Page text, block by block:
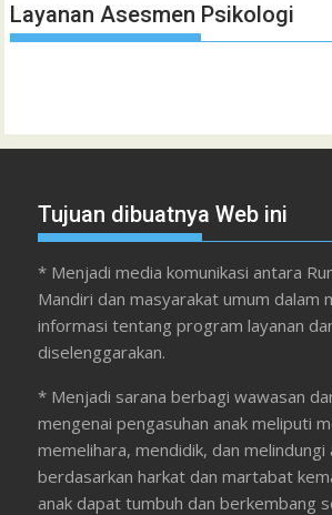
Layanan Asesmen Psikologi
Tujuan dibuatnya Web ini
* Menjadi media komunikasi antara
Mandiri dan masyarakat umum dalam
informasi tentang program layanan
diselenggarakan.
* Menjadi sarana berbagi wawasan
mengenai pengasuhan anak meliputi
memelihara, mendidik, dan melindungi
berdasarkan harkat dan martabat
anak dapat tumbuh dan berkembang